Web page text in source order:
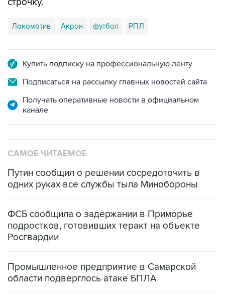
строчку.
Локомотив Акрон футбол РПЛ
Купить подписку на профессиональную ленту
Подписаться на рассылку главных новостей сайта
Получать оперативные новости в официальном
канале
САМОЕ ЧИТАЕМОЕ
Путин сообщил о решении сосредоточить в
одних руках все службы тыла Минобороны
ФСБ сообщила о задержании в Приморье
подростков, готовивших теракт на объекте
Росгвардии
Промышленное предприятие в Самарской
области подверглось атаке БПЛА